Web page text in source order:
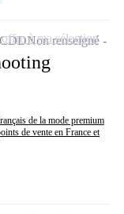
de la mode premium
de vente en France et
CDDNon renseigné
à ma sélection